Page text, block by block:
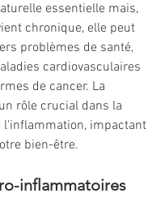
essentielle mais,
chronique, elle peut
problèmes de santé,
cardiovasculaires
de cancer. La
rôle crucial dans la
l'inflammation, impactant
bien-être.
inflammatoires